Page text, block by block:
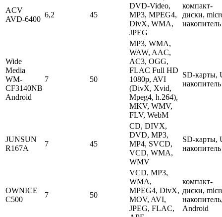
ACV
AVD-6400
6,2 45
DVD-Video,
MP3, MPEG4,
DivX, WMA,
JPEG
компакт-
диски,
накопитель
Wide
Media
WM-
CF3140NB
Android
7 50
MP3, WMA,
WAW, AAC,
AC3, OGG,
FLAC Full HD
1080p, AVI
(DivX, Xvid,
Mpeg4, h.264),
MKV, WMV,
FLV, WebM
SD-карты,
накопитель
JUNSUN
R167A
7 45
CD, DIVX,
DVD, MP3,
MP4, SVCD,
VCD, WMA,
WMV
SD-карты,
накопитель
OWNICE
C500
7 50
VCD, MP3,
WMA,
MPEG4, DivX,
MOV, AVI,
JPEG, FLAC,
компакт-
диски,
Android